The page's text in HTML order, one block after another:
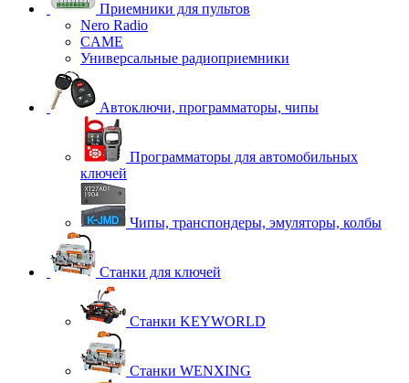
Приемники для пультов
Nero Radio
CAME
Универсальные радиоприемники
Автоключи, программаторы, чипы
Программаторы для автомобильных
ключей
Чипы, транспондеры, эмуляторы, колбы
Станки для ключей
Станки KEYWORLD
Станки WENXING